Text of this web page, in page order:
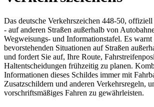
Das deutsche Verkehrszeichen 448-50,
- auf anderen Straßen außerhalb von
Wegweisungs- und Informationstafel. Es warnt
bevorstehenden Situationen auf Straßen
und fordert Sie auf, Ihre Route,
Haltentscheidungen frühzeitig zu planen.
Informationen dieses Schildes immer mit
Zusatzschildern und anderen Verkehrsregeln,
vorschriftsmäßiges Fahren zu gewährleisten.